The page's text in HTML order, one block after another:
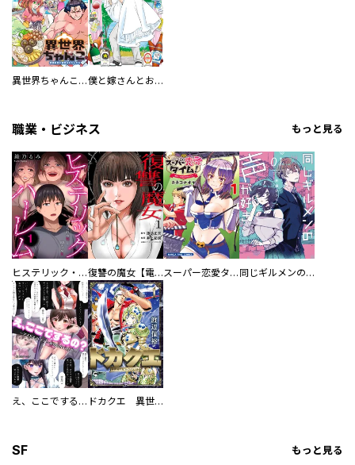
異世界ちゃんこ～横綱目前に召喚されたんだが～ 【連載版】 僕と嫁さんとお酒の関係
職業・ビジネス もっと見る
ヒステリック・ハーレム～搾られる男と堕ちる女～【電子単行本版】 復讐の魔女【電子単行本版】 スーパー恋愛タイム！～現場でドＳな彼女は自宅でデレる～ 同じギルメンの声が好き
え、ここでするの？ アイドルのファンが知らない日常 ドカクエ 異世界ドカコッククエスト
SF もっと見る